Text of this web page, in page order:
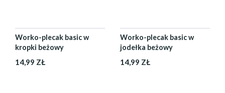
Worko-plecak basic w
kropki beżowy
14,99 ZŁ
Worko-plecak basic w
jodełka beżowy
14,99 ZŁ